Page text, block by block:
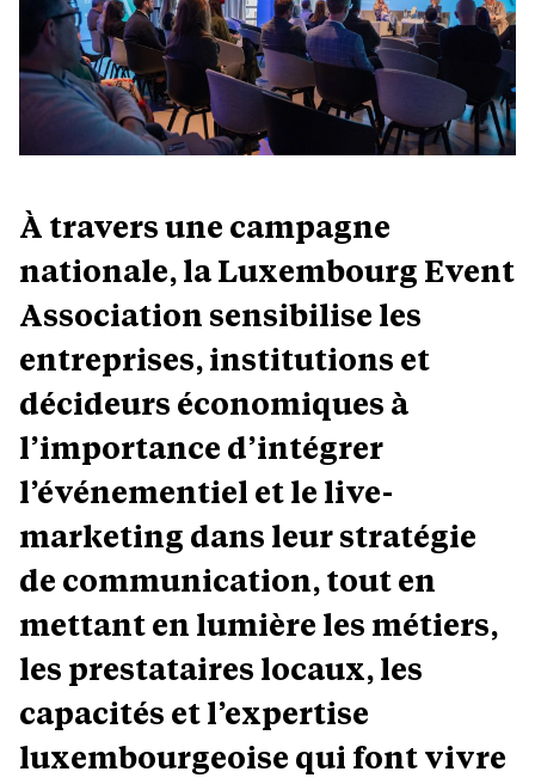
À travers une campagne
nationale, la Luxembourg Event
Association sensibilise les
entreprises, institutions et
décideurs économiques à
l’importance d’intégrer
l’événementiel et le live-
marketing dans leur stratégie
de communication, tout en
mettant en lumière les métiers,
les prestataires locaux, les
capacités et l’expertise
luxembourgeoise qui font vivre